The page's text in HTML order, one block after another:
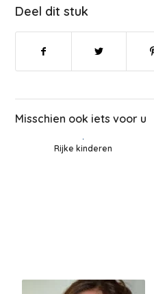
Deel dit stuk
Misschien ook iets voor u
Rijke kinderen